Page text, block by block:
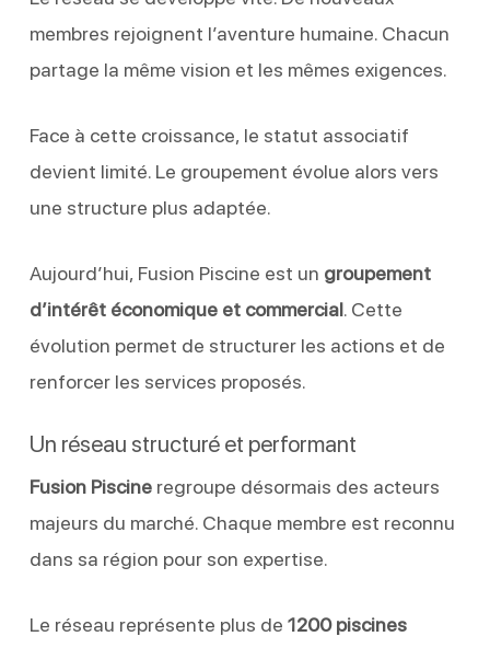
membres rejoignent l’aventure humaine. Chacun
partage la même vision et les mêmes exigences.
Face à cette croissance, le statut associatif
devient limité. Le groupement évolue alors vers
une structure plus adaptée.
Aujourd’hui, Fusion Piscine est un groupement
d’intérêt économique et commercial. Cette
évolution permet de structurer les actions et de
renforcer les services proposés.
Un réseau structuré et performant
Fusion Piscineregroupe désormais des acteurs
majeurs du marché. Chaque membre est reconnu
dans sa région pour son expertise.
Le réseau représente plus de 1200 piscines